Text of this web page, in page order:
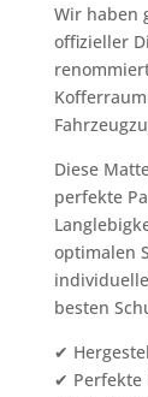
Wir haben
offizieller
Diese
perfekte
optimalen
besten
✔
✔ Perfekte